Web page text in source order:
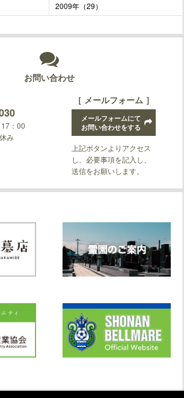
2009年（29）
お問い合わせ
：00
み
［ メールフォーム ］
メールフォームにて
お問い合わせをする
上記ボタンよりアクセス
し、必要事項を記入し、
送信をお願いします。